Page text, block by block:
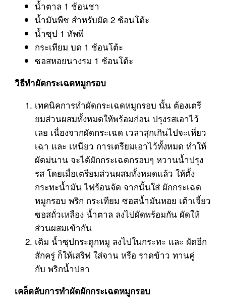
น้ำตาล 1 ช้อนชา
น้ำมันพืช สำหรับผัด 2 ช้อนโต้ะ
น้ำซุป 1 ทัพพี
กระเทียม บด 1 ช้อนโต้ะ
ซอสหอยนางรม 1 ช้อนโต้ะ
วิธีทำผัดกระเฉดหมูกรอบ
เทคนิคการทำผัดกระเฉดหมูกรอบ นั้น ต้องเตรี
ยมส่วนผสมทั้งหมดให้พร้อมก่อน ปรุงรสเอาไว้
เลย เนื่องจากผัดกระเฉด เวลาสุกเกินไปจะเหี่ยว
เฉา และ เหนียว การเตรียมเอาไว้ทั้งหมด ทำให้
ผัดม่นาน จะได้ผักกระเฉดกรอบๆ หวานน้ำปรุง
รส โดยเมื่อเตรียมส่วนผสมทั้งหมดแล้ว ให้ตั้ง
กระทะน้ำมัน ไฟร้อนจัด จากนั้นใส่ ผักกระเฉด
หมูกรอบ พริก กระเทียม ซอสน้ำมันหอย เต้าเจี้ยว
ซอสถั่วเหลือง น้ำตาล ลงไปผัดพร้อมกัน ผัดให้
ส่วนผสมเข้ากัน
เติม น้ำซุปกระดูกหมู ลงไปในกระทะ และ ผัดอีก
สักครู่ ก็ให้เสริฟ ใส่จาน หรือ ราดข้าว ทานคู่
กับ พริกน้ำปลา
เคล็ดลับการทำผัดผักกระเฉดหมูกรอบ